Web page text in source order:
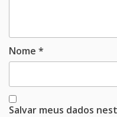
Nome *
Salvar meus dados